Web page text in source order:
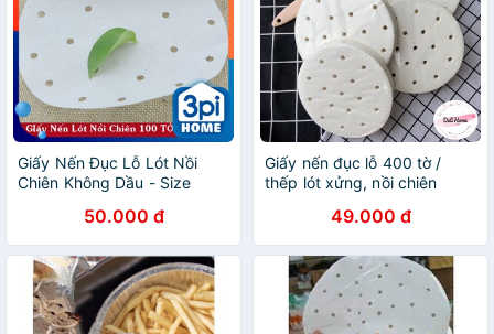
Giấy Nến Đục Lỗ Lót Nồi
Chiên Không Dầu - Size
50.000 đ
Giấy nến đục lỗ 400 tờ /
thếp lót xửng, nồi chiên
49.000 đ